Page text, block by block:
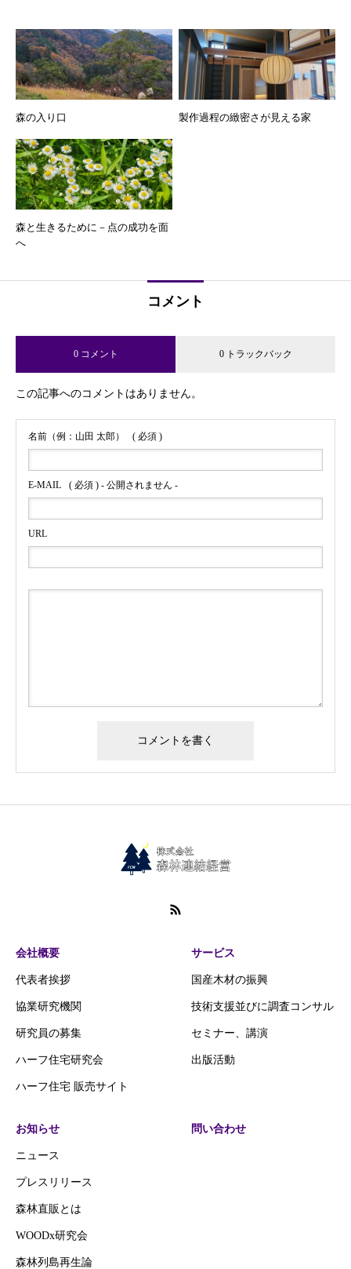
森の入り口 製作過程の緻密さが見える家
森と生きるために－点の成功を面
へ
コメント
0 コメント 0 トラックバック
この記事へのコメントはありません。
名前（例：山田 太郎） ( 必須 )
E-MAIL ( 必須 ) - 公開されません -
URL
会社概要
代表者挨拶
協業研究機関
研究員の募集
ハーフ住宅研究会
ハーフ住宅 販売サイト
サービス
国産木材の振興
技術支援並びに調査コンサル
セミナー、講演
出版活動
お知らせ
ニュース
プレスリリース
森林直販とは
WOODx研究会
森林列島再生論
問い合わせ